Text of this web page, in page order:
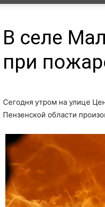
В селе
при
Сегодня утром на улице
Пензенской области